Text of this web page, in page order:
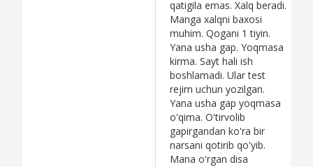
kubiklar berishibdi, u
kichkina bir narsa
quribdi, o'zini yoshi va
ongi tengi bolachalar
maqtagan ekan
shartta turib bog'cha
opasiga borib endi
man kubiklardan bank
qurmoqchiman
manga 2 moshina
hovliga kubik to'kib
qatigila emas. Xalq beradi.
Manga xalqni baxosi
muhim. Qogani 1 tiyin.
Yana usha gap. Yoqmasa
kirma. Sayt hali ish
boshlamadi. Ular test
rejim uchun yozilgan.
Yana usha gap yoqmasa
o'qima. O'tirvolib
gapirgandan ko'ra bir
narsani qotirib qo'yib.
Mana o'rgan disa